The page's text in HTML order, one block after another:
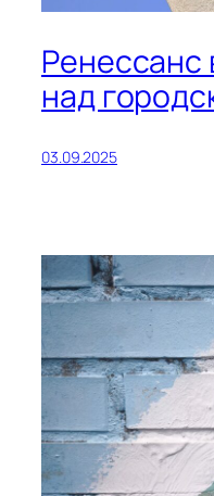
Ренессанс
над
03.09.2025